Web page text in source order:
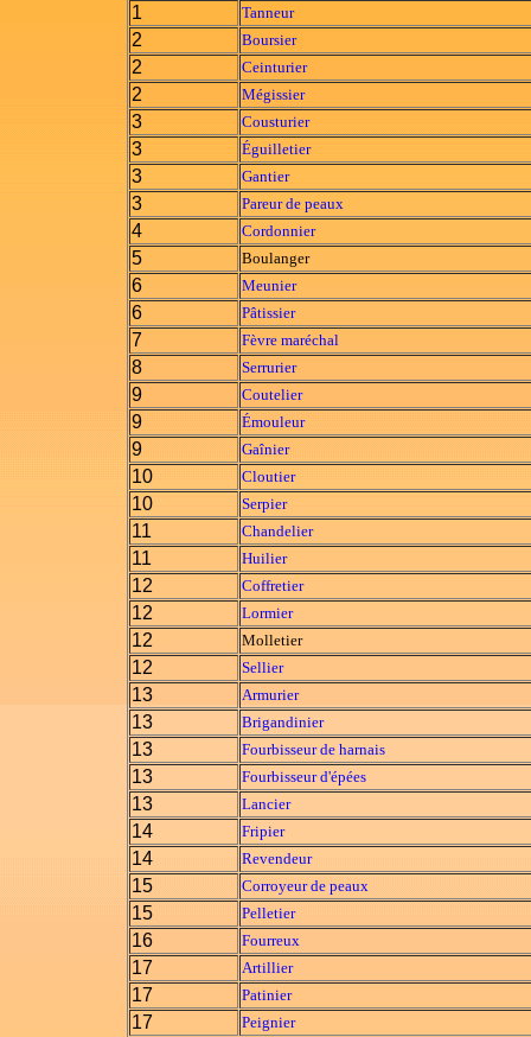
1 Tanneur
2 Boursier
2 Ceinturier
2 Mégissier
3 Cousturier
3 Éguilletier
3 Gantier
3 Pareur de peaux
4 Cordonnier
5 Boulanger
6 Meunier
6 Pâtissier
7 Fèvre maréchal
8 Serrurier
9 Coutelier
9 Émouleur
9 Gaînier
10 Cloutier
10 Serpier
11 Chandelier
11 Huilier
12 Coffretier
12 Lormier
12 Molletier
12 Sellier
13 Armurier
13 Brigandinier
13 Fourbisseur de harnais
13 Fourbisseur d'épées
13 Lancier
14 Fripier
14 Revendeur
15 Corroyeur de peaux
15 Pelletier
16 Fourreux
17 Artillier
17 Patinier
17 Peignier